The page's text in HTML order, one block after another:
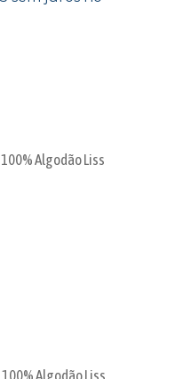
Algodão Liss
Algodão Liss